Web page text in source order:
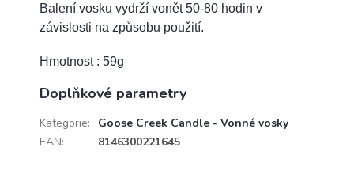
Balení vosku vydrží vonět 50-80 hodin v
závislosti na způsobu použití.
Hmotnost : 59g
Doplňkové parametry
Kategorie:
Goose Creek Candle - Vonné vosky
EAN: 8146300221645